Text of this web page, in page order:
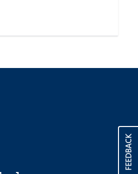
FEEDBACK